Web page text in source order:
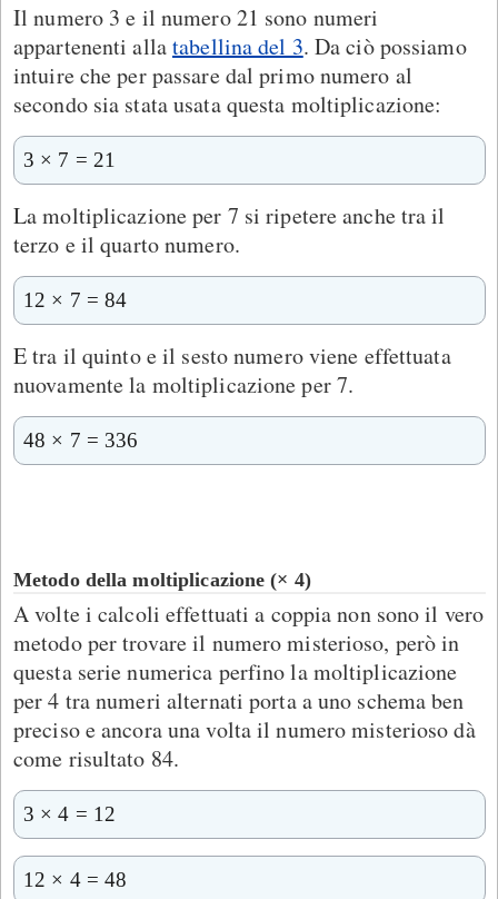
Il numero 3 e il numero 21 sono numeri
appartenenti allatabellina del 3. Da ciò possiamo
intuire che per passare dal primo numero al
secondo sia stata usata questa moltiplicazione:
3 × 7 = 21
La moltiplicazione per 7 si ripetere anche tra il
terzo e il quarto numero.
12 × 7 = 84
E tra il quinto e il sesto numero viene effettuata
nuovamente la moltiplicazione per 7.
48 × 7 = 336
Metodo della moltiplicazione (× 4)
A volte i calcoli effettuati a coppia non sono il vero
metodo per trovare il numero misterioso, però in
questa serie numerica perfino la moltiplicazione
per 4 tra numeri alternati porta a uno schema ben
preciso e ancora una volta il numero misterioso dà
come risultato 84.
3 × 4 = 12
12 × 4 = 48